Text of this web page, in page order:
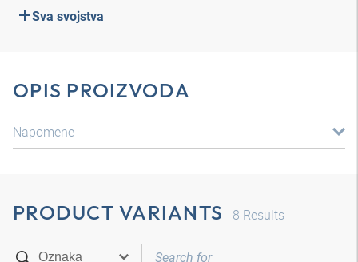
Sva svojstva
OPIS PROIZVODA
Napomene
PRODUCT VARIANTS 8 Results